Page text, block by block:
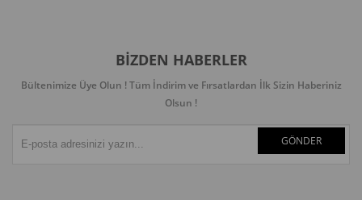
BIZDEN HABERLER
Bültenimize Üye Olun ! Tüm İndirim ve Fırsatlardan İlk Sizin Haberiniz
Olsun !
GÖNDER